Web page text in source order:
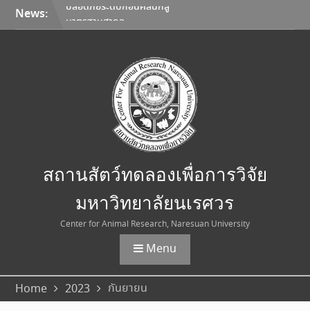
SkipNews:
ประกาศการขนส่งสัตว์ทดลอง
ตุลาคม – พฤศจิกายน 2569
สถานสัตว์ทดลองเพื่อการวิจัย
มหาวิทยาลัยนเรศวร
มหาวิทยาลัยนเรศวร จับมือ
Korea Institute of
Toxicology และมหาวิทยาลัย
เชียงใหม่ ลงนาม MOU ยก
ระดับการวิจัยทดสอบความ
ปลอดภัยระดับก่อนคลินิกสู่
มาตรฐานสากล
สถานสัตว์ทดลองเพื่อการวิจัย
มหาวิทยาลัยนเรศวร
Center for Animal Research, Naresuan University
Menu
Home 2023 กันยายน